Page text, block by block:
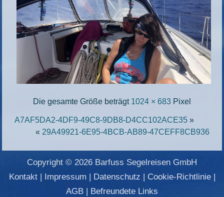
Die gesamte Größe beträgt 1024 × 683 Pixel
A7AF5DA2-4DF9-49C8-9DB8-D4CC102ACE35 »
« 29A49921-6E95-4BCB-AB89-47CEFF8CB936
Copyright © 2026 Barfuss Segelreisen GmbH
Kontakt| Impressum | Datenschutz | Cookie-Richtlinie|
AGB | Befreundete Links